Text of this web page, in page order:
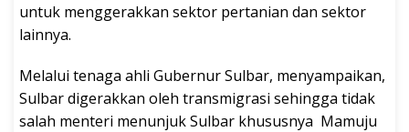
untuk menggerakkan sektor pertanian dan sektor
lainnya.
Melalui tenaga ahli Gubernur Sulbar, menyampaikan,
Sulbar digerakkan oleh transmigrasi sehingga tidak
salah menteri menunjuk Sulbar khususnya Mamuju